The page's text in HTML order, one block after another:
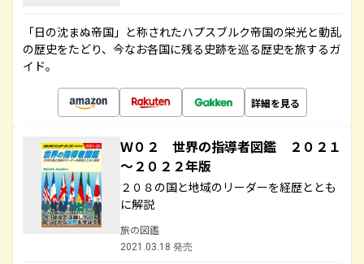
「日の沈まぬ帝国」と称されたハプスブルク帝国の栄光と動乱
の歴史をたどり、今なお各国に残る史跡を巡る歴史を旅するガ
イド。
詳細を見る
Ｗ０２ 世界の指導者図鑑 ２０２１
～２０２２年版
２０８の国と地域のリーダーを経歴ととも
に解説
旅の図鑑
2021.03.18 発売